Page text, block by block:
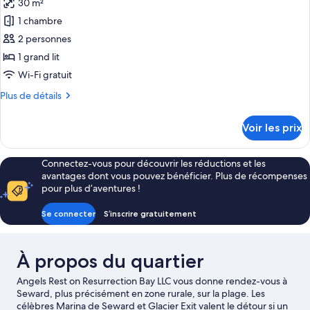
1st
Floor)
ALL
GUESTS
MUST
REGISTER
Beds,
Kitchenette,
Mtn
(Wood
Nest
Floor)
REGISTER
pour
ce
type
de
chambre :
Cabin,
Bed,
Kitchenette,
Beach
View
(Wing
ALL
GUESTS
MUST
REGISTER
30 m²
1 chambre
2 personnes
1 grand lit
Wi-Fi gratuit
Plus de détails
Plus
le
type
de
chambre
Deluxe
1
Kitchenette,
Beach
View
(Wing
Cabin)
Voir les prix
Connectez-vous pour découvrir les réductions et les
avantages dont vous pouvez bénéficier. Plus de récompenses
pour plus d’aventures !
Se connecter S’inscrire gratuitement
À propos du quartier
Angels Rest on Resurrection Bay LLC vous donne rendez-vous à
Seward, plus précisément en zone rurale, sur la plage. Les
célèbres Marina de Seward et Glacier Exit valent le détour si un